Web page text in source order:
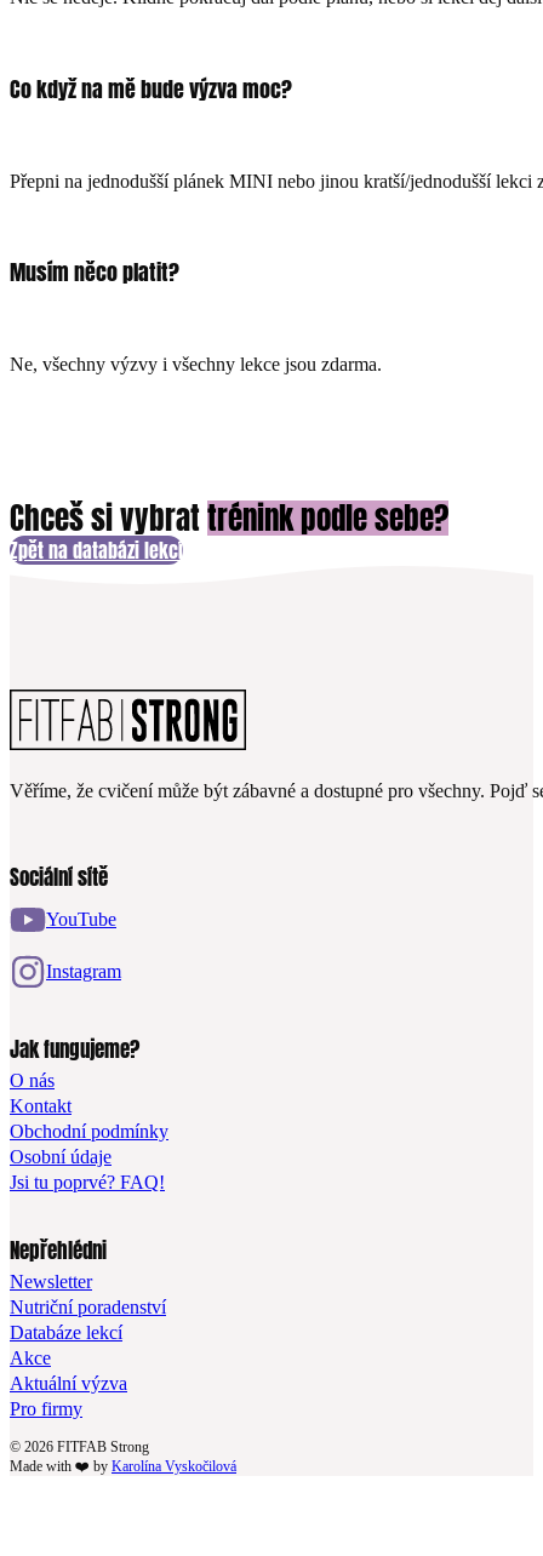
Co když na mě bude výzva moc?
Přepni na jednodušší plánek MINI nebo jinou kratší/jednodušší lekci
Musím něco platit?
Ne, všechny výzvy i všechny lekce jsou zdarma.
Chceš si vybrattrénink podle sebe?
Zpět na databázi lekcí
Věříme, že cvičení může být zábavné a dostupné pro všechny. Pojď
Sociální sítě
YouTube
Instagram
Jak fungujeme?
O nás
Kontakt
Obchodní podmínky
Osobní údaje
Jsi tu poprvé? FAQ!
Nepřehlédni
Newsletter
Nutriční poradenství
Databáze lekcí
Akce
Aktuální výzva
Pro firmy
© 2026 FITFAB Strong
Made with ❤️ by Karolína Vyskočilová